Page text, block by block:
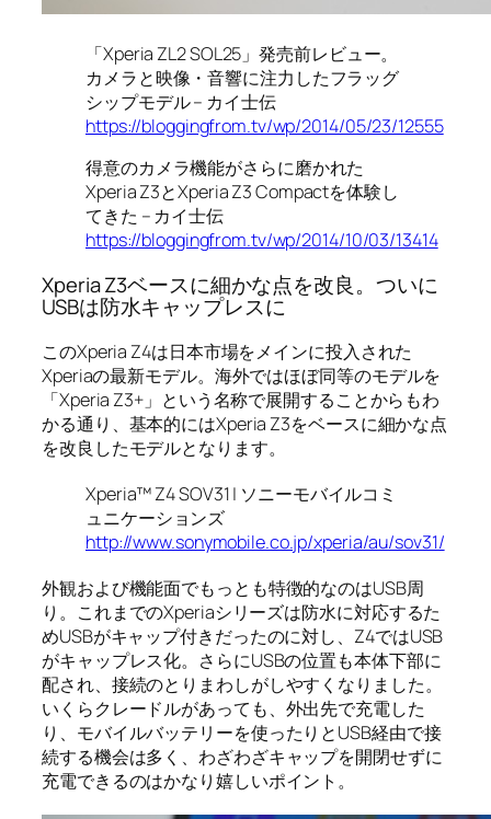
「Xperia ZL2 SOL25」発売前レビュー。
カメラと映像・音響に注力したフラッグ
シップモデル – カイ士伝
https://bloggingfrom.tv/wp/2014/05/23/12555
得意のカメラ機能がさらに磨かれた
Xperia Z3とXperia Z3 Compactを体験し
てきた – カイ士伝
https://bloggingfrom.tv/wp/2014/10/03/13414
Xperia Z3ベースに細かな点を改良。ついに
USBは防水キャップレスに
このXperia Z4は日本市場をメインに投入された
Xperiaの最新モデル。海外ではほぼ同等のモデルを
「Xperia Z3+」という名称で展開することからもわ
かる通り、基本的にはXperia Z3をベースに細かな点
を改良したモデルとなります。
Xperia™ Z4 SOV31 | ソニーモバイルコミ
ュニケーションズ
http://www.sonymobile.co.jp/xperia/au/sov31/
外観および機能面でもっとも特徴的なのはUSB周
り。これまでのXperiaシリーズは防水に対応するた
めUSBがキャップ付きだったのに対し、Z4ではUSB
がキャップレス化。さらにUSBの位置も本体下部に
配され、接続のとりまわしがしやすくなりました。
いくらクレードルがあっても、外出先で充電した
り、モバイルバッテリーを使ったりとUSB経由で接
続する機会は多く、わざわざキャップを開閉せずに
充電できるのはかなり嬉しいポイント。